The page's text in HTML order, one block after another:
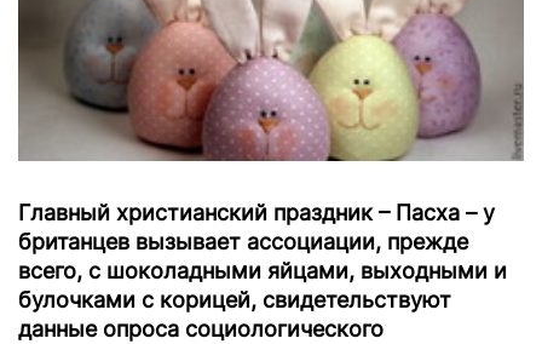
Главный христианский праздник – Пасха – у
британцев вызывает ассоциации, прежде
всего, с шоколадными яйцами, выходными и
булочками с корицей, свидетельствуют
данные опроса социологического